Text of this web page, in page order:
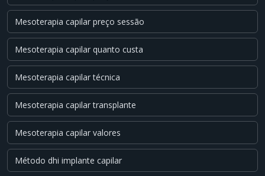
Mesoterapia capilar preço sessão
Mesoterapia capilar quanto custa
Mesoterapia capilar técnica
Mesoterapia capilar transplante
Mesoterapia capilar valores
Método dhi implante capilar